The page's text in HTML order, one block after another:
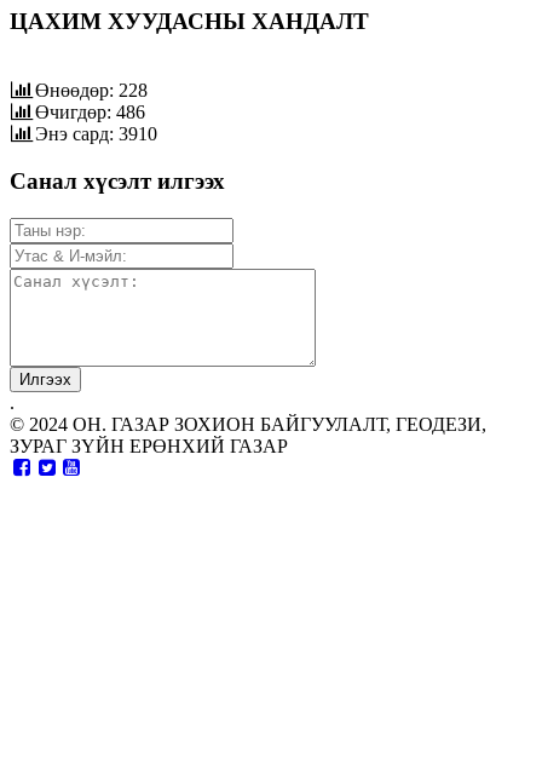
ЦАХИМ ХУУДАСНЫ ХАНДАЛТ
Өнөөдөр: 228
Өчигдөр: 486
Энэ сард: 3910
Санал хүсэлт илгээх
.
© 2024 ОН. ГАЗАР ЗОХИОН БАЙГУУЛАЛТ, ГЕОДЕЗИ,
ЗУРАГ ЗҮЙН ЕРӨНХИЙ ГАЗАР